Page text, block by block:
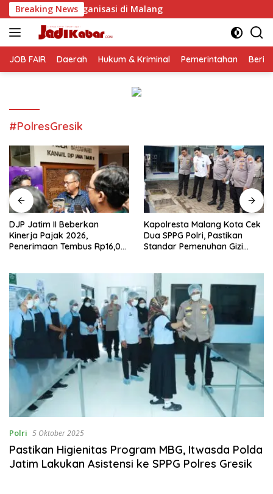
Langsung
ke
konten
Breaking News
di Malang
JOB FAIR Daerah Hukum & Kriminal Pemerintahan
#PolresGresik
DJP Jatim II Beberkan
Kinerja Pajak 2026,
Penerimaan Tembus Rp16,08
Kapolresta Malang Kota Cek
Dua SPPG Polri, Pastikan
Standar Pemenuhan Gizi
Polri 5 Oktober 2025
Pastikan Higienitas Program MBG, Itwasda Polda
Jatim Lakukan Asistensi ke SPPG Polres Gresik